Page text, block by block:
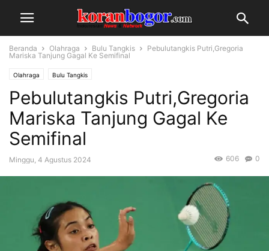
Beranda Olahraga Bulu Tangkis
Pebulutangkis Putri,Gregoria
Mariska Tanjung Gagal Ke Semifinal
Olahraga Bulu Tangkis
Pebulutangkis Putri,Gregoria
Mariska Tanjung Gagal Ke
Semifinal
Minggu, 4 Agustus 2024 0
606